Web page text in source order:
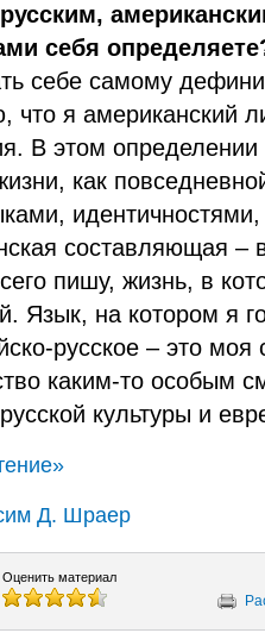
себя
себе самому
что я американский
В этом
как
идентичностями,
составляющая –
пишу, жизнь, в
Язык, на котором я
русское – это моя
каким-то особым
культуры и
Д. Шраер
Оценить материал